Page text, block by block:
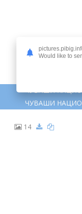
ЧУВАШИ
ЧУВАШИ
14
Would like to